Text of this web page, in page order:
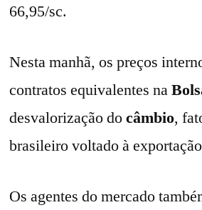
66,95/sc.
Nesta manhã, os preços
contratos equivalentes na
desvalorização docâmbio,
brasileiro voltado à
Os agentes do mercado